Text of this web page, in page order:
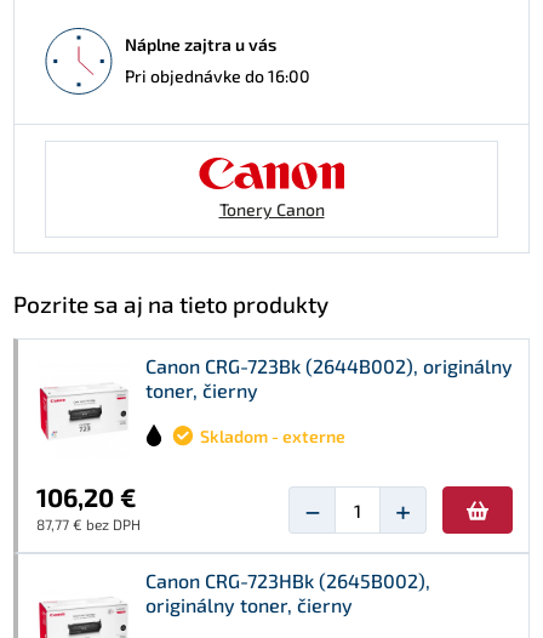
Náplne zajtra u vás
Pri objednávke do 16:00
Tonery Canon
Pozrite sa aj na tieto produkty
Canon CRG-723Bk (2644B002), originálny
toner, čierny
Skladom - externe
106,20 €
87,77 € bez DPH − +
Canon CRG-723HBk (2645B002),
originálny toner, čierny